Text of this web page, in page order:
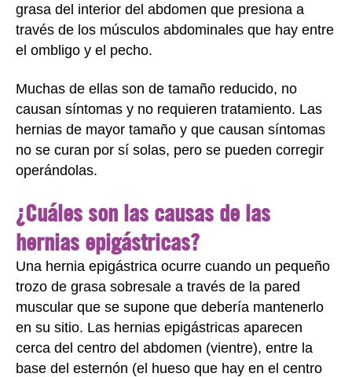
grasa del interior del abdomen que presiona a
través de los músculos abdominales que hay entre
el ombligo y el pecho.
Muchas de ellas son de tamaño reducido, no
causan síntomas y no requieren tratamiento. Las
hernias de mayor tamaño y que causan síntomas
no se curan por sí solas, pero se pueden corregir
operándolas.
¿Cuáles son las causas de las
hernias epigástricas?
Una hernia epigástrica ocurre cuando un pequeño
trozo de grasa sobresale a través de la pared
muscular que se supone que debería mantenerlo
en su sitio. Las hernias epigástricas aparecen
cerca del centro del abdomen (vientre), entre la
base del esternón (el hueso que hay en el centro